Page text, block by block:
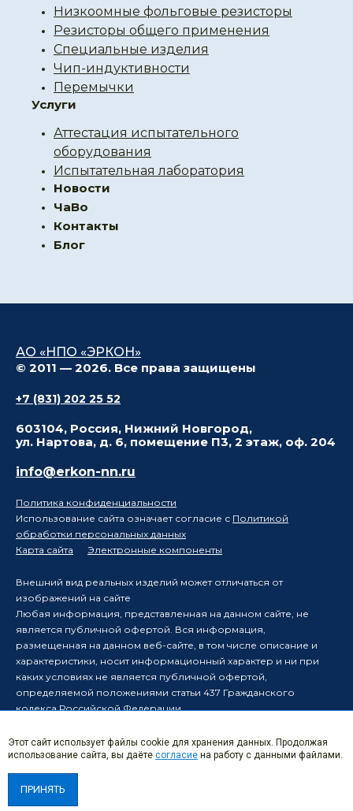
Низкоомные фольговые резисторы
Резисторы общего применения
Специальные изделия
Чип-индуктивности
Перемычки
Услуги
Аттестация испытательного
оборудования
Испытательная лаборатория
Новости
ЧаВо
Контакты
Блог
АО «НПО «ЭРКОН»
© 2011 — 2026. Все права защищены
+7 (831) 202 25 52
603104, Россия, Нижний Новгород,
ул. Нартова, д. 6, помещение П3, 2 этаж, оф. 204
info@erkon-nn.ru
Политика конфиденциальности
Использование сайта означает согласие с Политикой
обработки персональных данных
Карта сайта
Электронные компоненты
Внешний вид реальных изделий может отличаться от
изображений на сайте
Любая информация, представленная на данном сайте, не
является публичной офертой. Вся информация,
размещенная на данном веб-сайте, в том числе описание и
характеристики, носит информационный характер и ни при
каких условиях не является публичной офертой,
определяемой положениями статьи 437 Гражданского
кодекса Российской Федерации.
порядке вносить изменения в информацию, размещенную на
данном веб-сайте, без уведомления третьих лиц о таких
изменениях.
Этот сайт использует файлы cookie для хранения данных. Продолжая
использование сайта, вы даёте согласие на работу с данными файлами.
ПРИНЯТЬ